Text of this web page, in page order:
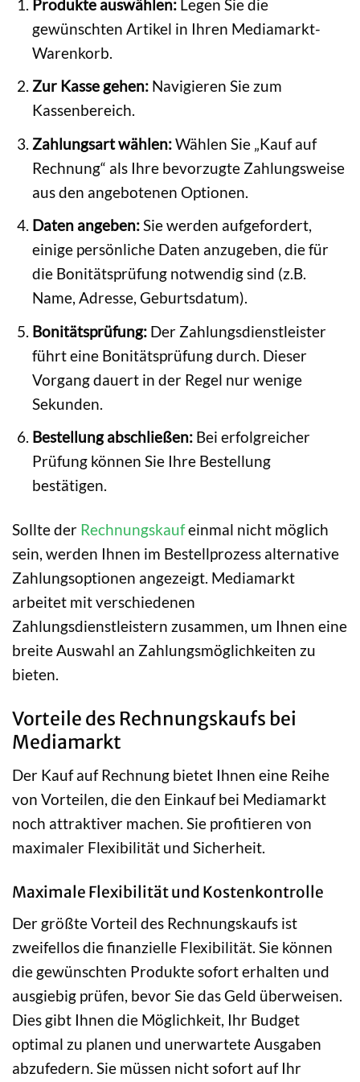
Produkte auswählen:Legen Sie die
gewünschten Artikel in Ihren Mediamarkt-
Warenkorb.
Zur Kasse gehen:Navigieren Sie zum
Kassenbereich.
Zahlungsart wählen:Wählen Sie „Kauf auf
Rechnung“ als Ihre bevorzugte Zahlungsweise
aus den angebotenen Optionen.
Daten angeben:Sie werden aufgefordert,
einige persönliche Daten anzugeben, die für
die Bonitätsprüfung notwendig sind (z.B.
Name, Adresse, Geburtsdatum).
Bonitätsprüfung:Der Zahlungsdienstleister
führt eine Bonitätsprüfung durch. Dieser
Vorgang dauert in der Regel nur wenige
Sekunden.
Bestellung abschließen:Bei erfolgreicher
Prüfung können Sie Ihre Bestellung
bestätigen.
Sollte der Rechnungskaufeinmal nicht möglich
sein, werden Ihnen im Bestellprozess alternative
Zahlungsoptionen angezeigt. Mediamarkt
arbeitet mit verschiedenen
Zahlungsdienstleistern zusammen, um Ihnen eine
breite Auswahl an Zahlungsmöglichkeiten zu
bieten.
Vorteile des Rechnungskaufs bei
Mediamarkt
Der Kauf auf Rechnung bietet Ihnen eine Reihe
von Vorteilen, die den Einkauf bei Mediamarkt
noch attraktiver machen. Sie profitieren von
maximaler Flexibilität und Sicherheit.
Maximale Flexibilität und Kostenkontrolle
Der größte Vorteil des Rechnungskaufs ist
zweifellos die finanzielle Flexibilität. Sie können
die gewünschten Produkte sofort erhalten und
ausgiebig prüfen, bevor Sie das Geld überweisen.
Dies gibt Ihnen die Möglichkeit, Ihr Budget
optimal zu planen und unerwartete Ausgaben
abzufedern. Sie müssen nicht sofort auf Ihr